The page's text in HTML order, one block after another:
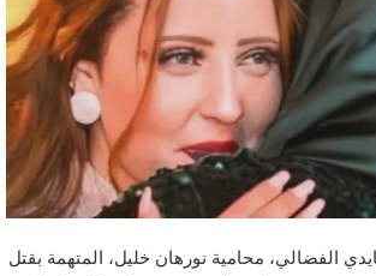
الفضالي، محامية نورهان خليل، المتهمة بقتل